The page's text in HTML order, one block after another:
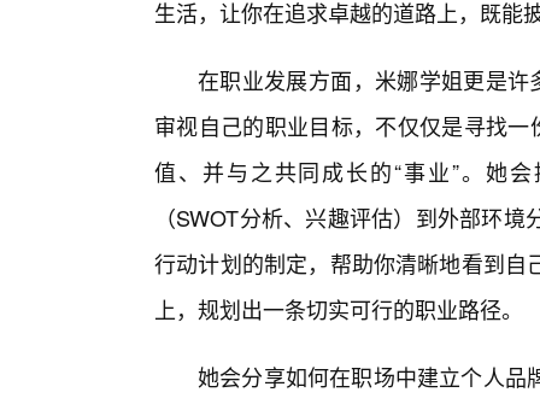
生活，让你在追求卓越的道路上，既能
在职业发展方面，米娜学姐更是许
审视自己的职业目标，不仅仅是寻找
值、并与之共同成长的“事业”。她
（SWOT分析、兴趣评估）到外部环
行动计划的制定，帮助你清晰地看到
上，规划出一条切实可行的职业路径。
她会分享如何在职场中建立个人品